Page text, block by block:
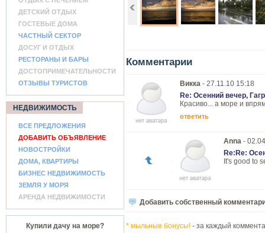
ДЕТСКИЙ ОТДЫХ
ГОСТЕВЫЕ ДОМА
ЧАСТНЫЙ СЕКТОР
ДОСУГ И ОТДЫХ
РЕСТОРАНЫ И БАРЫ
ДОСТОПРИМЕЧАТЕЛЬНОСТИ
ОТЗЫВЫ ТУРИСТОВ
НЕДВИЖИМОСТЬ
ВСЕ ПРЕДЛОЖЕНИЯ
ДОБАВИТЬ ОБЪЯВЛЕНИЕ
НОВОСТРОЙКИ
ДОМА, КВАРТИРЫ
БИЗНЕС НЕДВИЖИМОСТЬ
ЗЕМЛЯ У МОРЯ
АРЕНДА НЕДВИЖИМОСТИ
Купили дачу на море?
Комментарии
Викка - 27.11.10 15:18
Re: Осенний вечер,
Красиво... а море и
ответить
Anna -
Re:Re:
It's good to
Добавить собственный
* мыльные бонусы! - за каждый